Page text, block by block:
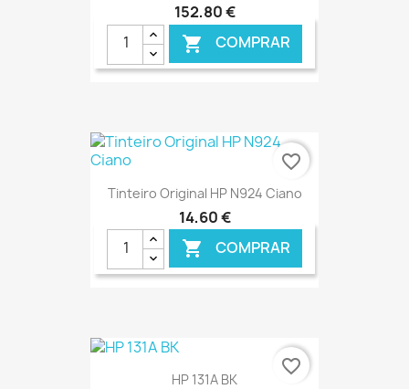
152,80 €
 COMPRAR
€ ONLINE
Tinteiro Original HP N924 Ciano
14,60 €
 COMPRAR
favorite_border
HP 131A BK
favorite_border